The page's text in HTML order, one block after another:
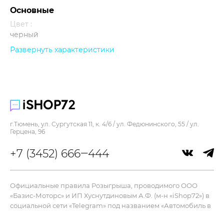
Основные
Цвет :
черный
Прочее
Развернуть характеристики
+7 (3452) 666‒444
г.Тюмень, ул. Сургутская 11, к. 4/6 / ул. Федюнинского, 55 / ул.
Герцена, 96
Официальные правила Розыгрыша, проводимого ООО
«Базис-Моторс» и ИП Хуснутдиновым А.Ф. (м-н «iShop72») в
социальной сети «Telegram» под названием «Автомобиль в